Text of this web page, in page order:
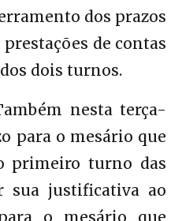
dos prazos
de contas
dois turnos.
nesta terça-
para o mesário que
primeiro turno das
sua justificativa ao
o mesário que